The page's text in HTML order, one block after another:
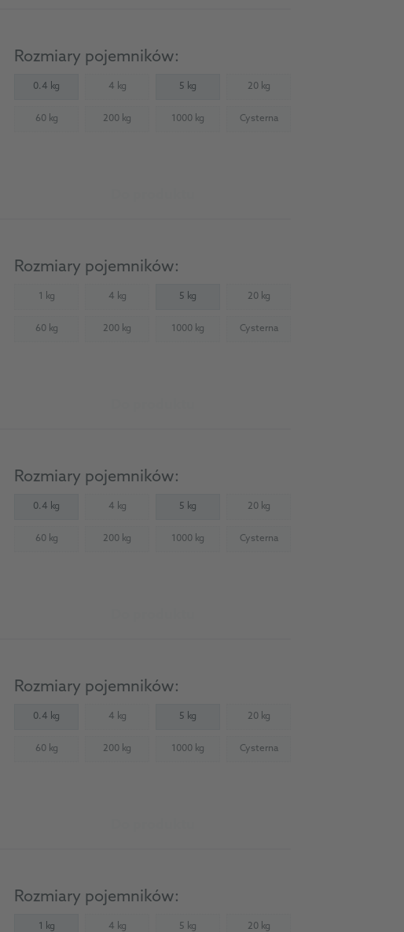
Rozmiary pojemników:
0.4 kg 4 kg(Not available) 5 kg 20 kg(Not available)
60 kg(Not available)200 kg(Not available)1000 kg(Not available)Cysterna
(Not available)
Rozmiary pojemników:
1 kg(Not available) 4 kg(Not available) 5 kg 20 kg(Not available)
60 kg(Not available)200 kg(Not available)1000 kg(Not available)Cysterna
(Not available)
Rozmiary pojemników:
0.4 kg 4 kg(Not available) 5 kg 20 kg(Not available)
60 kg(Not available)200 kg(Not available)1000 kg(Not available)Cysterna
(Not available)
Rozmiary pojemników:
0.4 kg 4 kg(Not available) 5 kg 20 kg(Not available)
60 kg(Not available)200 kg(Not available)1000 kg(Not available)Cysterna
(Not available)
Rozmiary pojemników:
1 kg 4 kg 5 kg 20 kg